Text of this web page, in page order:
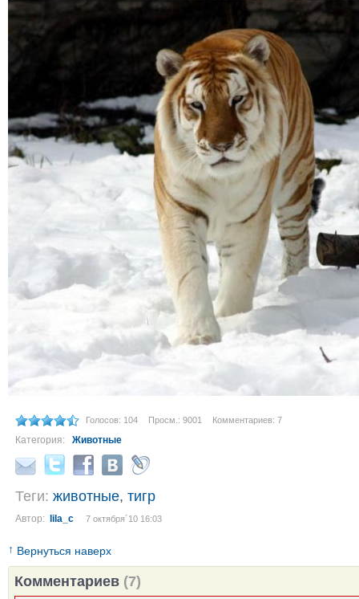
Голосов: 104 Просм.: 9001 Комментариев: 7
Категория: Животные
Теги: животные, тигр
Автор: lila_c 7 октября´10 16:03
↑ Вернуться наверх
Комментариев (7)